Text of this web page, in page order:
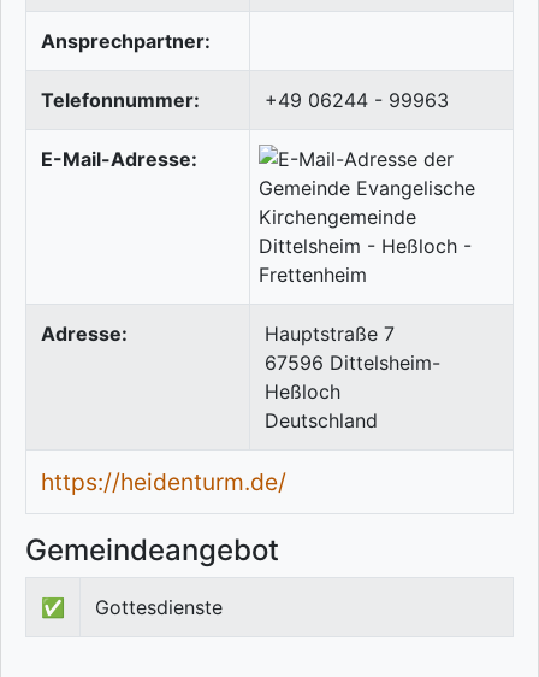
Ansprechpartner:
Telefonnummer: +49 06244 - 99963
E-Mail-Adresse:
Adresse:
Hauptstraße 7
67596 Dittelsheim-
Heßloch
Deutschland
https://heidenturm.de/
Gemeindeangebot
✅ Gottesdienste